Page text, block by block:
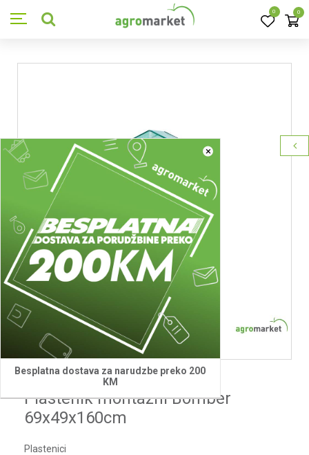
0 0
×
Besplatna dostava za narudzbe preko 200
KM
Bomber
Plastenik montažni Bomber
69x49x160cm
Plastenici